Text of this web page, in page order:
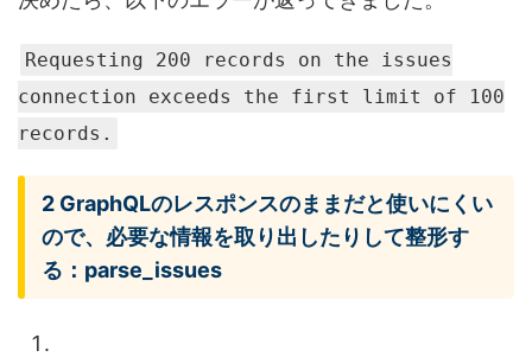
Requesting 200 records on the issues
connection exceeds the first limit of 100
records.
2 GraphQLのレスポンスのままだと使いにくい
ので、必要な情報を取り出したりして整形す
る：parse_issues